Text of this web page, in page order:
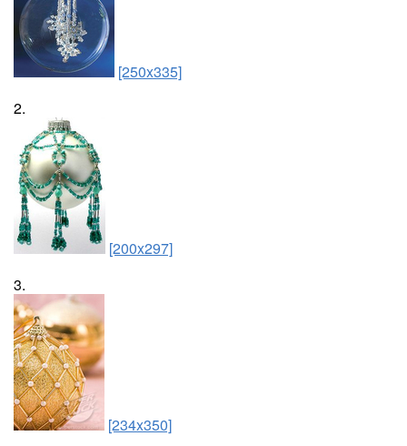
[250x335]
2.
[200x297]
3.
[234x350]